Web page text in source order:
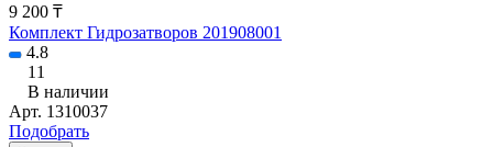
9 200 ₸
Комплект Гидрозатворов 201908001
4.8
11
В наличии
Арт. 1310037
Подобрать